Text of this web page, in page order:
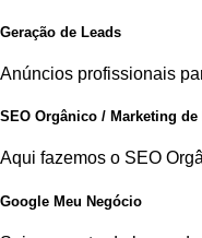
Geração de Leads
Anúncios profissionais
SEO Orgânico / Marketing de
Aqui fazemos o SEO
Google Meu Negócio